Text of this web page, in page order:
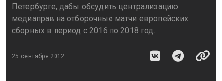
Петербурге, дабы обсудить централизацию
медиаправ на отборочные матчи европейских
сборных в период с 2016 по 2018 год.
25 сентября 2012